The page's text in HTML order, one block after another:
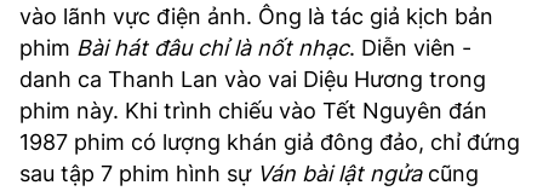
vào lãnh vực điện ảnh. Ông là tác giả kịch bản
phim Bài hát đâu chỉ là nốt nhạc. Diễn viên -
danh ca Thanh Lan vào vai Diệu Hương trong
phim này. Khi trình chiếu vào Tết Nguyên đán
1987 phim có lượng khán giả đông đảo, chỉ đứng
sau tập 7 phim hình sựVán bài lật ngửa cũng